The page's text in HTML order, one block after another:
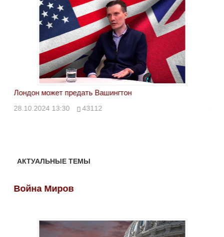
Лондон может предать Вашингтон
28.10.2024 13:30 43112
АКТУАЛЬНЫЕ ТЕМЫ
Война Миров